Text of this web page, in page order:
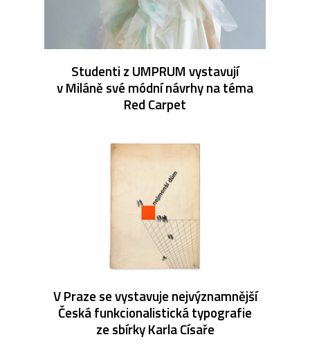
Studenti z UMPRUM vystavují
v Miláně své módní návrhy na téma
Red Carpet
V Praze se vystavuje nejvýznamnější
Česká funkcionalistická typografie
ze sbírky Karla Císaře